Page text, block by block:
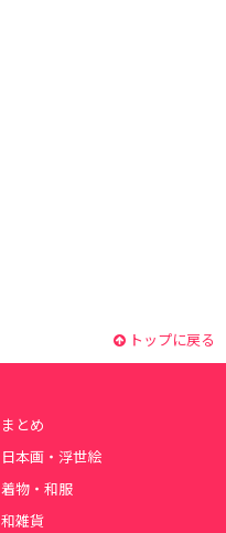
トップに戻る
まとめ
日本画・浮世絵
着物・和服
和雑貨